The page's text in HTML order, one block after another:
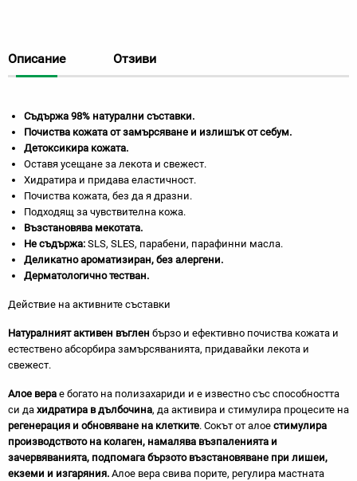
Описание Отзиви
Съдържа 98% натурални съставки.
Почиства кожата от замърсяване и излишък от себум.
Детоксикира кожата.
Оставя усещане за лекота и свежест.
Хидратира и придава еластичност.
Почиства кожата, без да я дразни.
Подходящ за чувствителна кожа.
Възстановява мекотата.
Не съдържа: SLS, SLES, парабени, парафинни масла.
Деликатно ароматизиран, без алергени.
Дерматологично тестван.
Действие на активните съставки
Натуралният активен въглен бързо и ефективно почиства кожата и
естествено абсорбира замърсяванията, придавайки лекота и
свежест.
Алое вера е богато на полизахариди и е известно със способността
си да хидратира в дълбочина, да активира и стимулира процесите на
регенерация и обновяване на клетките. Сокът от алое стимулира
производството на колаген, намалява възпаленията и
зачервяванията, подпомага бързото възстановяване при лишеи,
екземи и изгаряния. Алое вера свива порите, регулира мастната